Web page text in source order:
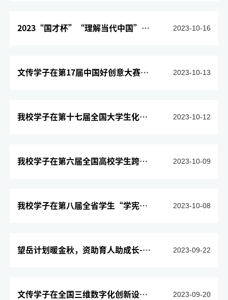
2023“国才杯”“理解当代中国”全国大学生外语能力大赛泰山学院... 2023-10-16
文传学子在第17届中国好创意大赛中获优异成绩 2023-10-13
我校学子在第十七届全国大学生化工设计竞赛中斩获佳绩 2023-10-12
我校学子在第六届全国高校学生跨文化能力大赛山东赛区比赛中荣获... 2023-10-09
我校学子在第八届全省学生“学宪法 讲宪法”演讲比赛中喜获佳绩 2023-10-08
望岳计划暖金秋，资助育人助成长--学校2023年新生入学资助工作纪... 2023-09-22
文传学子在全国三维数字化创新设计大赛3D大赛·龙鼎奖中获优异成... 2023-09-20